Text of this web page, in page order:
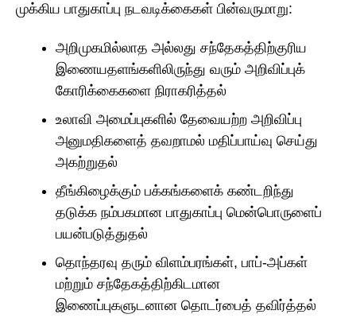
முக்கிய பாதுகாப்பு நடவடிக்கைகள் பின்வருமாறு:
அறிமுகமில்லாத அல்லது சந்தேகத்திற்குரிய
இணையதளங்களிலிருந்து வரும் அறிவிப்புக்
கோரிக்கைகளை நிராகரித்தல்
உலாவி அமைப்புகளில் தேவையற்ற அறிவிப்பு
அனுமதிகளைத் தவறாமல் மதிப்பாய்வு செய்து
அகற்றுதல்
தீங்கிழைக்கும் பக்கங்களைக் கண்டறிந்து
தடுக்க நம்பகமான பாதுகாப்பு மென்பொருளைப்
பயன்படுத்துதல்
தொந்தரவு தரும் விளம்பரங்கள், பாப்-அப்கள்
மற்றும் சந்தேகத்திற்கிடமான
இணைப்புகளுடனான தொடர்பைத் தவிர்த்தல்